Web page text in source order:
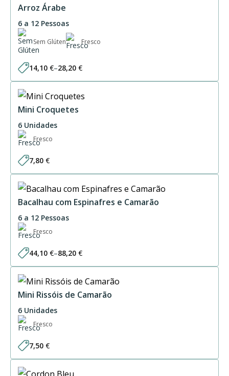
Arroz Árabe
6 a 12 Pessoas
Sem Glúten Fresco
14,10 €–28,20 €
Price
range:
through
28,20 €
Mini Croquetes
6 Unidades
Fresco
7,80 €
Bacalhau com Espinafres e Camarão
6 a 12 Pessoas
Fresco
44,10 €–88,20 €
Price
range:
through
88,20 €
Mini Rissóis de Camarão
6 Unidades
Fresco
7,50 €